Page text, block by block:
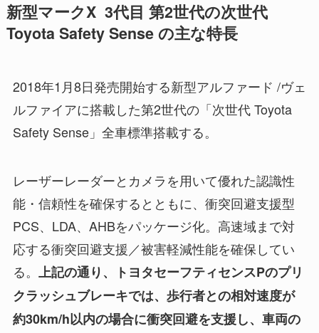
新型マークX 3代目 第2世代の次世代
Toyota Safety Sense の主な特長
2018年1月8日発売開始する新型アルファード /ヴェ
ルファイアに搭載した第2世代の「次世代 Toyota
Safety Sense」全車標準搭載する。
レーザーレーダーとカメラを用いて優れた認識性
能・信頼性を確保するとともに、衝突回避支援型
PCS、LDA、AHBをパッケージ化。高速域まで対
応する衝突回避支援／被害軽減性能を確保してい
る。 上記の通り、トヨタセーフティセンスPのプリ
クラッシュブレーキでは、歩行者との相対速度が
約30km/h以内の場合に衝突回避を支援し、車両の